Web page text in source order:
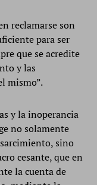
reclamarse son
para ser
que se acredite
y las
mismo”.
y la inoperancia
no solamente
sino
cesante, que en
la cuenta de